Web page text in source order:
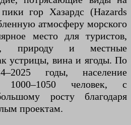
гор Хазардс (Hazards
атмосферу морского
место для туристов,
природу и местные
устрицы, вина и ягоды. По
годы, население
1000–1050 человек, с
росту благодаря
проектам.